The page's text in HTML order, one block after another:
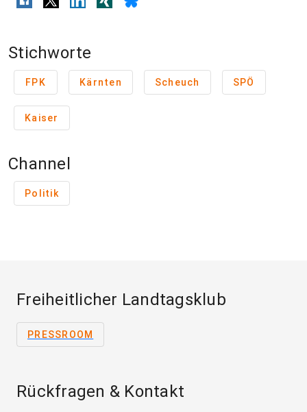
Stichworte
FPK Kärnten Scheuch SPÖ
Kaiser
Channel
Politik
Freiheitlicher Landtagsklub
PRESSROOM
Rückfragen & Kontakt